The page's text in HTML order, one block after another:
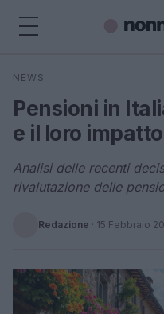
Cerca
NEWS
Pensioni in
e il loro
Analisi delle recenti
rivalutazione delle
Redazione · 15 Febbraio